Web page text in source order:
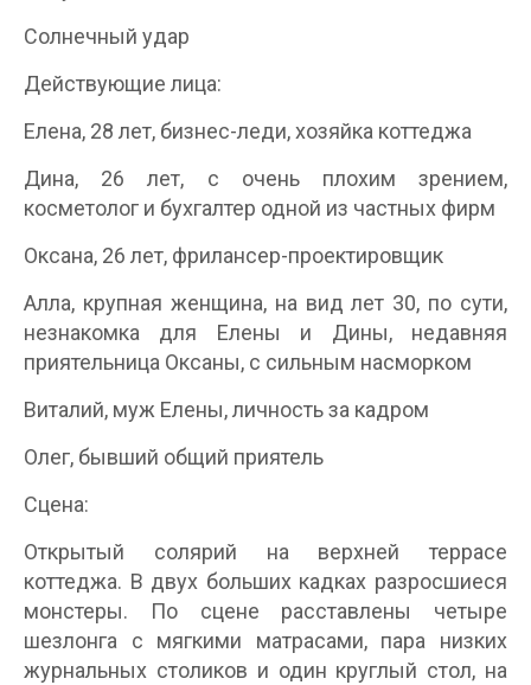
Солнечный удар
Действующие лица:
Елена, 28 лет, бизнес-леди, хозяйка коттеджа
Дина, 26 лет, с очень плохим зрением,
косметолог и бухгалтер одной из частных фирм
Оксана, 26 лет, фрилансер-проектировщик
Алла, крупная женщина, на вид лет 30, по сути,
незнакомка для Елены и Дины, недавняя
приятельница Оксаны, с сильным насморком
Виталий, муж Елены, личность за кадром
Олег, бывший общий приятель
Сцена:
Открытый солярий на верхней террасе
коттеджа. В двух больших кадках разросшиеся
монстеры. По сцене расставлены четыре
шезлонга с мягкими матрасами, пара низких
журнальных столиков и один круглый стол, на